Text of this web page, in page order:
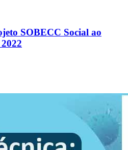
SOBECC Social ao